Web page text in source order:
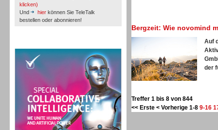
klicken)
Und
hier können Sie TeleTalk
bestellen oder abonnieren!
Personal
Bergzeit: Wie novomind
Auf
der
Treffer 1 bis 8 von 844
<< Erste < Vorherige 1-8 9-16